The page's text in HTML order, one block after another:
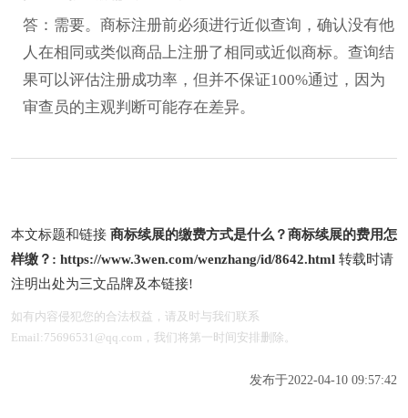
答：需要。商标注册前必须进行近似查询，确认没有他
人在相同或类似商品上注册了相同或近似商标。查询结
果可以评估注册成功率，但并不保证100%通过，因为
审查员的主观判断可能存在差异。
本文标题和链接 商标续展的缴费方式是什么？商标续展的费用怎
样缴？: https://www.3wen.com/wenzhang/id/8642.html 转载时请
注明出处为三文品牌及本链接!
如有内容侵犯您的合法权益，请及时与我们联系
Email:75696531@qq.com，我们将第一时间安排删除。
发布于2022-04-10 09:57:42